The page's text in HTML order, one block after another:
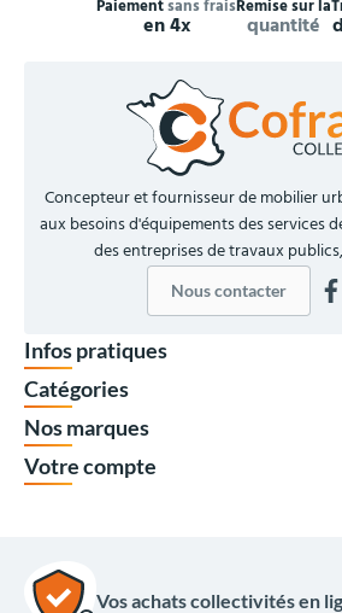
À partir de
38,00 €
Quantité
x1
Paiementsans frais
en 4x
Remise sur la
quantité
Concepteur et fournisseur de mobilier
aux besoins d'équipements des services
des entreprises de travaux
Nous contacter
Infos pratiques
Catégories
Nos marques
Votre compte
Vos achats collectivités en